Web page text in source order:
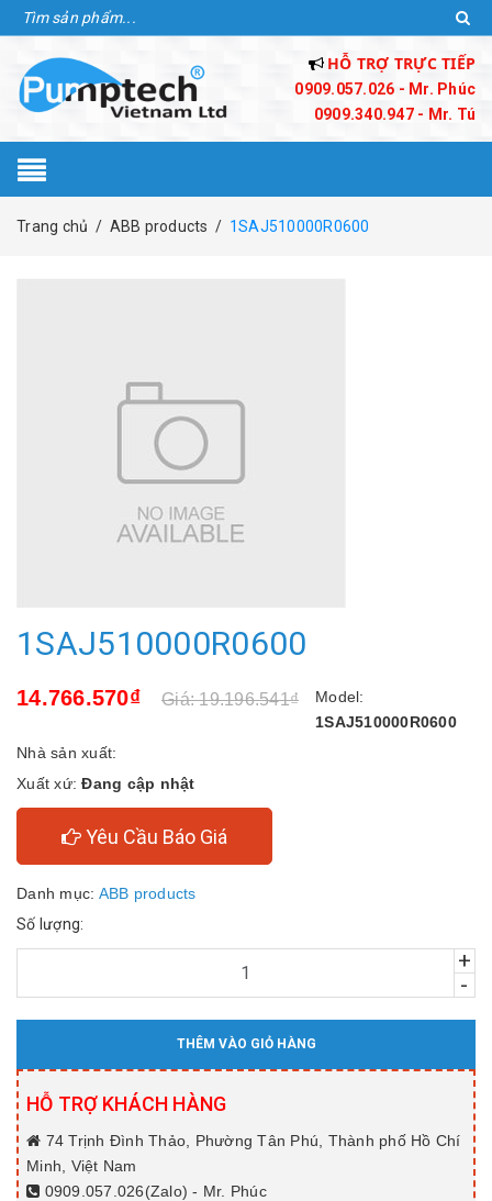
HỖ TRỢ TRỰC TIẾP
0909.057.026 - Mr. Phúc
0909.340.947 - Mr. Tú
Trang chủ / ABB products / 1SAJ510000R0600
1SAJ510000R0600
14.766.570₫ Giá: 19.196.541₫
Model:
1SAJ510000R0600
Nhà sản xuất:
Xuất xứ:Đang cập nhật
Yêu Cầu Báo Giá
Danh mục: ABB products
Số lượng:
+
-
THÊM VÀO GIỎ HÀNG
HỖ TRỢ KHÁCH HÀNG
74 Trịnh Đình Thảo, Phường Tân Phú, Thành phố Hồ Chí
Minh, Việt Nam
0909.057.026(Zalo) - Mr. Phúc